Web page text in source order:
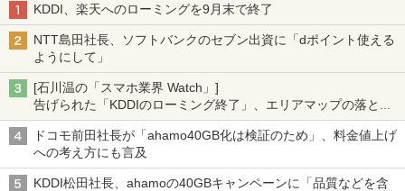
KDDI、楽天へのローミングを9月末で終了
NTT島田社長、ソフトバンクのセブン出資に「dポイント使える
ようにして」
[石川温の「スマホ業界 Watch」]
告げられた「KDDIのローミング終了」、エリアマップの落とし
穴と楽天モバイルの課題
ドコモ前田社長が「ahamo40GB化は検証のため」、料金値上げ
への考え方にも言及
KDDI松田社長、ahamoの40GBキャンペーンに「品質などを含